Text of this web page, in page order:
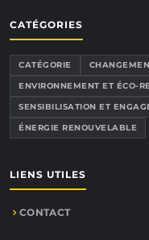
CATÉGORIES
CATÉGORIE
ENVIRONNEMENT ET ÉCO-
SENSIBILISATION ET
ÉNERGIE RENOUVELABLE
LIENS UTILES
CONTACT